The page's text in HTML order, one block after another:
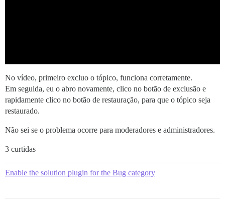
No vídeo, primeiro excluo o tópico, funciona corretamente.
Em seguida, eu o abro novamente, clico no botão de exclusão e
rapidamente clico no botão de restauração, para que o tópico seja
restaurado.
Não sei se o problema ocorre para moderadores e administradores.
3 curtidas
Enable the solution plugin for the Bug category